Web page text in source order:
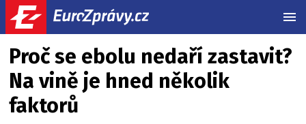
Proč se ebolu nedaří zastavit?
Na vině je hned několik
faktorů